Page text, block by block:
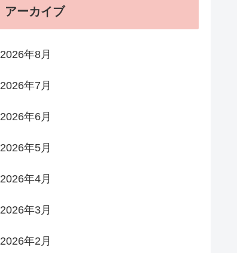
アーカイブ
2026年8月
2026年7月
2026年6月
2026年5月
2026年4月
2026年3月
2026年2月